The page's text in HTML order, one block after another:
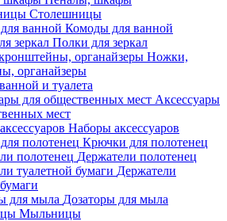
Столешницы
Комоды для ванной
Полки для зеркал
Ножки,
органайзеры
и туалета
Аксессуары
мест
Наборы аксессуаров
Крючки для полотенец
Держатели полотенец
Держатели
Дозаторы для мыла
Мыльницы